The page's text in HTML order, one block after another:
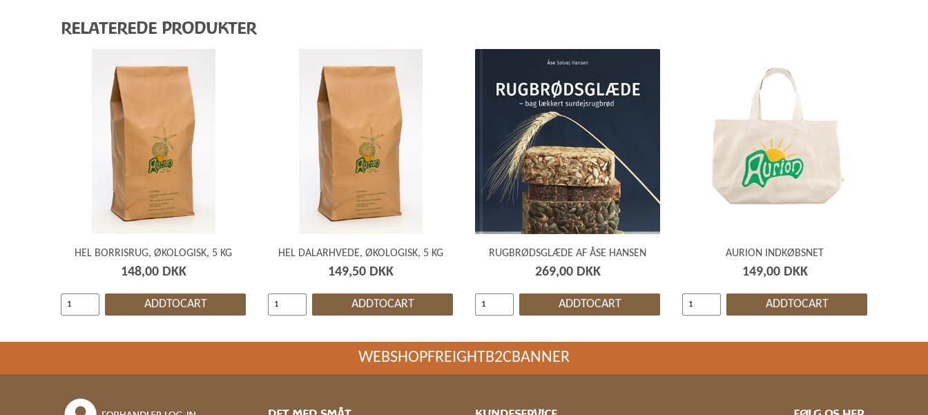
RELATEREDE PRODUKTER
HEL BORRISRUG, ØKOLOGISK, 5 KG
148,00 DKK
ADDTOCART
HEL DALARHVEDE, ØKOLOGISK, 5 KG
149,50 DKK
ADDTOCART
RUGBRØDSGLÆDE AF ÅSE HANSEN
269,00 DKK
ADDTOCART
AURION INDKØBSNET
149,00 DKK
ADDTOCART
WEBSHOPFREIGHTB2CBANNER